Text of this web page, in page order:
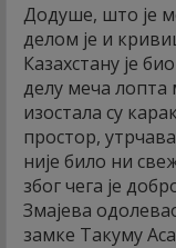
Додуше, што је
делом је и
Казахстану је
делу меча лопта
изостала су
простор,
није било ни
због чега је
Змајева
замке Такуму